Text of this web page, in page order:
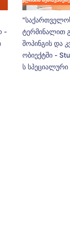
-
ტერმინალით
შოპინგის და
ობიექტში -
ს სპეციალური